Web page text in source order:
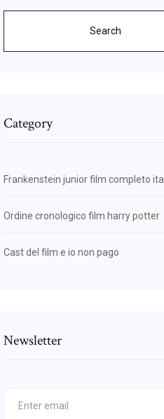
Search
Category
Frankenstein junior film completo ita
Ordine cronologico film harry potter
Cast del film e io non pago
Newsletter